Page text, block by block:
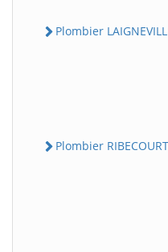
Plombier
Plombier